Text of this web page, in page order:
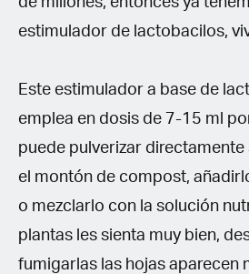
estimulador de lactobacilos,
Este estimulador a base de
emplea en dosis de 7-15 ml
puede pulverizar directamente
el montón de compost,
o mezclarlo con la solución
plantas les sienta muy bien,
fumigarlas las hojas aparecen